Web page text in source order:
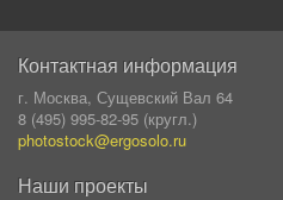
Контактная информация
г. Москва, Сущевский Вал 64
8 (495) 995-82-95 (кругл.)
photostock@ergosolo.ru
Наши проекты